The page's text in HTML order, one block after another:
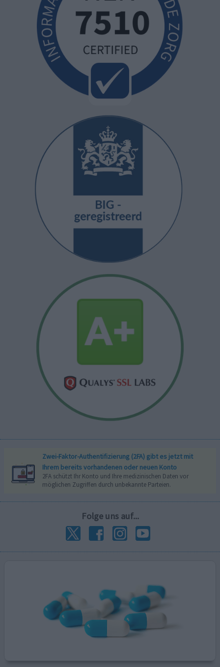
Zwei-Faktor-Authentifizierung (2FA) gibt es jetzt mit
Ihrem bereits vorhandenen oder neuen Konto
2FA schützt Ihr Konto und Ihre medizinischen Daten vor
möglichen Zugriffen durch unbekannte Parteien.
Folge uns auf...